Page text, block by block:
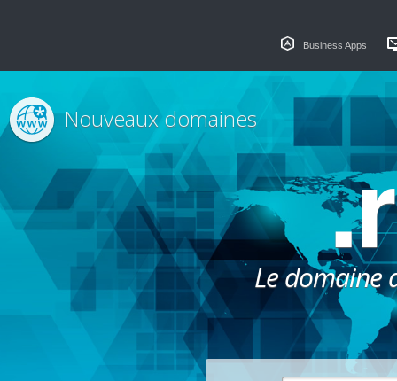
Business Apps
Le domaine
Nouveaux domaines